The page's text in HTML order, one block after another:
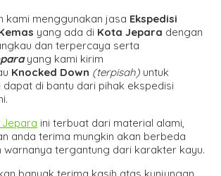
kami menggunakan jasa Ekspedisi
yang ada di Kota Jepara dengan
dan terpercaya serta
yang kami kirim
Knocked Down (terpisah) untuk
di bantu dari pihak ekspedisi
Jepara ini terbuat dari material alami,
anda terima mungkin akan berbeda
warnanya tergantung dari karakter kayu.